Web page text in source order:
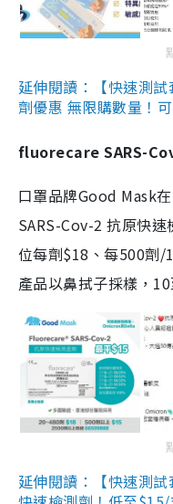
延伸閱讀：【快速測
劑優惠 無限購數量！
fluorecare SARS-
口罩品牌Good Mask
SARS-Cov-2 抗原快
位每劑$18、每500劑/
產品以鼻拭子採樣，
延伸閱讀：【快速測